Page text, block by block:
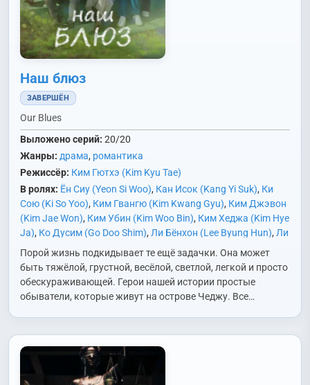
Наш блюз
ЗАВЕРШЁН
Our Blues
Выложено серий: 20/20
Жанры: драма, романтика
Режиссёр: Ким Гютхэ (Kim Kyu Tae)
В ролях: Ён Сиу (Yeon Si Woo), Кан Исок (Kang Yi Suk), Ки
Сою (Ki So Yoo), Ким Гвангю (Kim Kwang Gyu), Ким Джэвон
(Kim Jae Won), Ким Убин (Kim Woo Bin), Ким Хеджа (Kim Hye
Ja), Ко Дусим (Go Doo Shim), Ли Бёнхон (Lee Byung Hun), Ли
Джонын (Lee Jeong Eun)
Нам Гюхи (Nam Kyu Hee)
Юнсо (No Yun Seo)
Ом Джонхва (Uhm Jung Hwa) ,
Джихван (Park Ji Hwan)
Пак Санвон (Park Sang Won
(1997)), Пэ Хёнсон (Bae Hyun Sung)
Рю Хэджун (Ryu Hae
Сим Дальги (Shim Dal Gi) Син Мина (Shin Min Ah)
Джимин (Han Ji Min),Чо Хеджон (Cho Hye Jung),Чха
Сынвон (Cha Seung Won),Чхве Ёнджун (Choi Young Joon)
Порой жизнь подкидывает те ещё задачки. Она может
быть тяжёлой, грустной, весёлой, светлой, легкой и просто
обескураживающей. Герои нашей истории простые
обыватели, которые живут на острове Чеджу. Все…